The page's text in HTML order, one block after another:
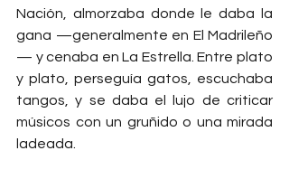
Nación, almorzaba donde le daba la
gana —generalmente en El Madrileño
— y cenaba en La Estrella. Entre plato
y plato, perseguía gatos, escuchaba
tangos, y se daba el lujo de criticar
músicos con un gruñido o una mirada
ladeada.